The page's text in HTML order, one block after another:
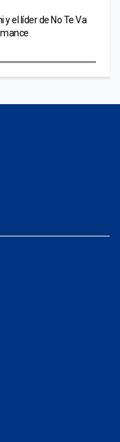
y el líder de No Te Va